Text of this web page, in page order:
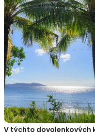
V týchto dovolenkových